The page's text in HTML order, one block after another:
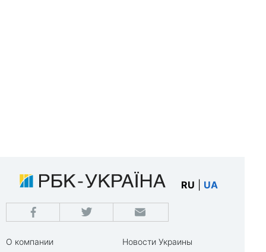
RU UA
О компании
Новости Украины